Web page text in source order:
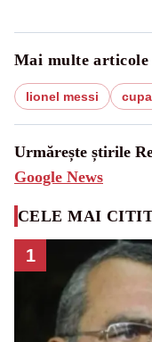
Mai multe articole
lionel messi
Urmărește știrile
Google News
CELE MAI
1